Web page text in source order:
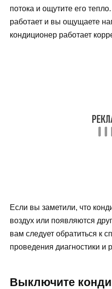
потока и ощутите его
работает и вы ощущаете
кондиционер работает
Если вы заметили, что
воздух или появляются
вам следует обратиться к
проведения диагностики и
Выключите